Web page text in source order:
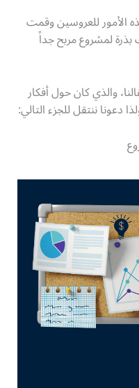
الأمور للعروسين وقمت
بذرة لمشروع مربح جداً
والذي كان حول أفكار
ننتقل للجزء التالي: